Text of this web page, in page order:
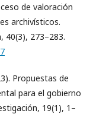
de valoración
archivísticos.
40(3), 273–283.
Propuestas de
para el gobierno
19(1), 1–